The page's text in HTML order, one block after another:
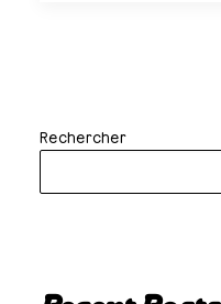
Rechercher